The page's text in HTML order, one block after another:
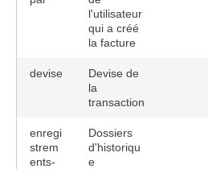
l'utilisateur
qui a créé
la facture
devise
Devise de
la
transaction
enregi
strem
ents-
Dossiers
d'historiqu
e